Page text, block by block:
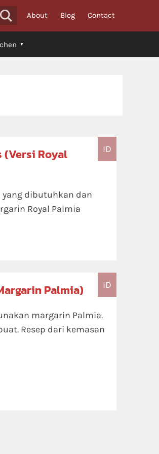
About Blog Contact
ID
(Versi Royal
yang dibutuhkan dan
Royal Palmia
ID
Palmia)
margarin Palmia.
Resep dari kemasan